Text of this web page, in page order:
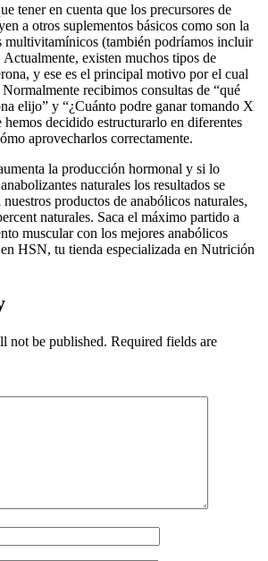
tener en cuenta que los precursores de
a otros suplementos básicos como son la
multivitamínicos (también podríamos incluir
existen muchos tipos de
y ese es el principal motivo por el cual
recibimos consultas de “qué
elijo” y “¿Cuánto podre ganar tomando X
decidido estructurarlo en diferentes
aprovecharlos correctamente.
la producción hormonal y si lo
naturales los resultados se
productos de anabólicos naturales,
naturales. Saca el máximo partido a
muscular con los mejores anabólicos
HSN, tu tienda especializada en Nutrición
not be published. Required fields are